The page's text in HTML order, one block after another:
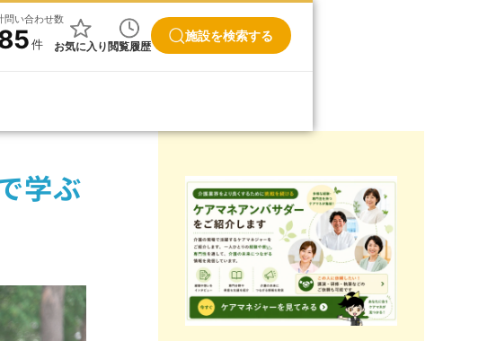
問い合わせ数
件 お気に入り閲覧履歴
施設を検索する
学ぶ